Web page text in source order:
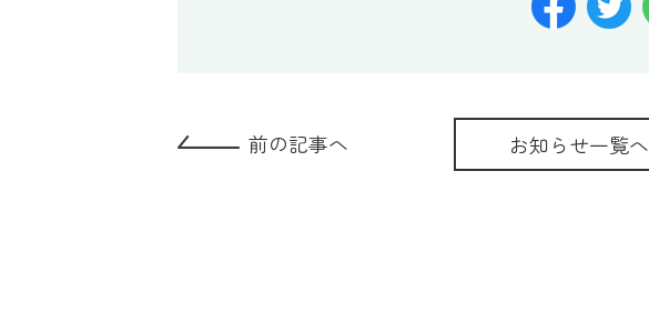
前の記事へ お知らせ一覧